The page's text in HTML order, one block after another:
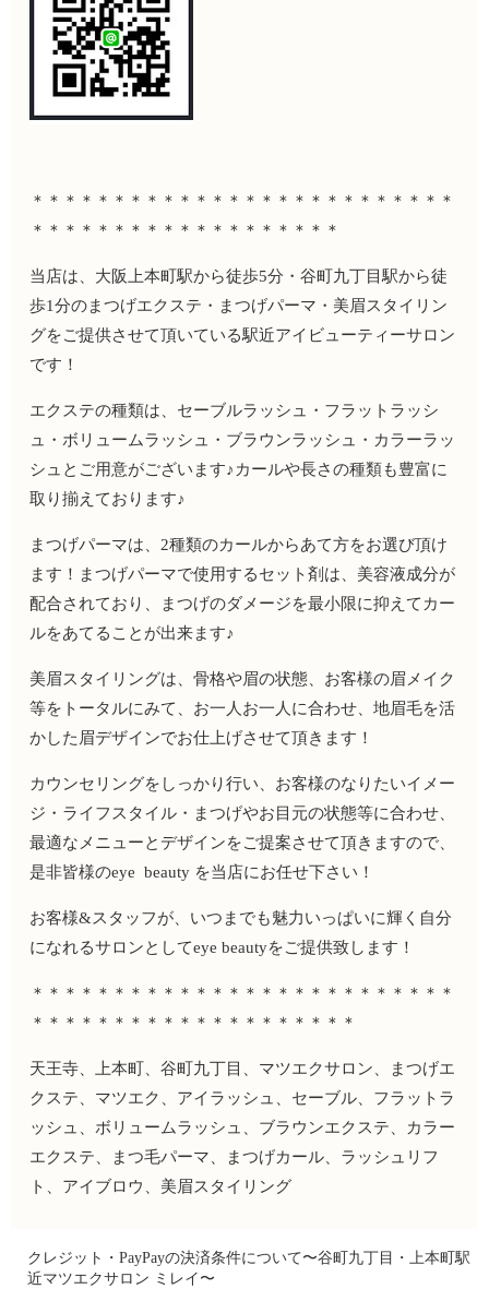
＊＊＊＊＊＊＊＊＊＊＊＊＊＊＊＊＊＊＊＊＊＊＊＊＊＊
＊＊＊＊＊＊＊＊＊＊＊＊＊＊＊＊＊＊＊
当店は、大阪上本町駅から徒歩5分・谷町九丁目駅から徒
歩1分のまつげエクステ・まつげパーマ・美眉スタイリン
グをご提供させて頂いている駅近アイビューティーサロン
です！
エクステの種類は、セーブルラッシュ・フラットラッシ
ュ・ボリュームラッシュ・ブラウンラッシュ・カラーラッ
シュとご用意がございます♪カールや長さの種類も豊富に
取り揃えております♪
まつげパーマは、2種類のカールからあて方をお選び頂け
ます！まつげパーマで使用するセット剤は、美容液成分が
配合されており、まつげのダメージを最小限に抑えてカー
ルをあてることが出来ます♪
美眉スタイリングは、骨格や眉の状態、お客様の眉メイク
等をトータルにみて、お一人お一人に合わせ、地眉毛を活
かした眉デザインでお仕上げさせて頂きます！
カウンセリングをしっかり行い、お客様のなりたいイメー
ジ・ライフスタイル・まつげやお目元の状態等に合わせ、
最適なメニューとデザインをご提案させて頂きますので、
是非皆様のeye beauty を当店にお任せ下さい！
お客様&スタッフが、いつまでも魅力いっぱいに輝く自分
になれるサロンとしてeye beautyをご提供致します！
＊＊＊＊＊＊＊＊＊＊＊＊＊＊＊＊＊＊＊＊＊＊＊＊＊＊
＊＊＊＊＊＊＊＊＊＊＊＊＊＊＊＊＊＊＊＊
天王寺、上本町、谷町九丁目、マツエクサロン、まつげエ
クステ、マツエク、アイラッシュ、セーブル、フラットラ
ッシュ、ボリュームラッシュ、ブラウンエクステ、カラー
エクステ、まつ毛パーマ、まつげカール、ラッシュリフ
ト、アイブロウ、美眉スタイリング
クレジット・PayPayの決済条件について〜谷町九丁目・上本町駅
近マツエクサロン ミレイ〜